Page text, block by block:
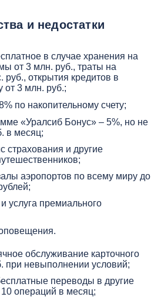
и недостатки
в случае хранения на
от 3 млн. руб., траты на
руб., открытия кредитов в
от 3 млн. руб.;
по накопительному счету;
«Уралсиб Бонус» – 5%, но не
в месяц;
страхования и другие
аэропортов по всему миру до
услуга премиального
обслуживание карточного
при невыполнении условий;
переводы в другие
операций в месяц;